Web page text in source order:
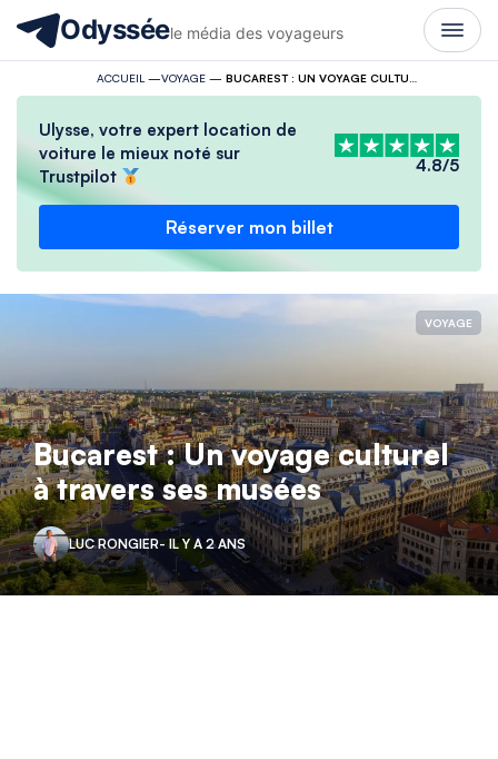
Odysséele média des voyageurs
ACCUEIL —VOYAGE—
Ulysse, votre expert location de
voiture le mieux noté sur
Trustpilot
4.8/5
Réserver mon billet
VOYAGE
Bucarest : Un voyage culturel
à travers ses musées
LUC RONGIER- IL Y A 2 ANS